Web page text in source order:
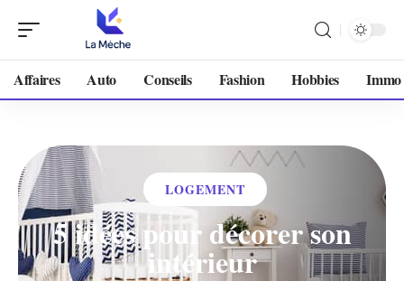
Affaires Auto Conseils Fashion Hobbies Immo
LOGEMENT
5 idées pour décorer son
intérieur